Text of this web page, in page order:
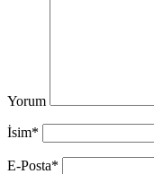
Yorum
İsim*
E-Posta*